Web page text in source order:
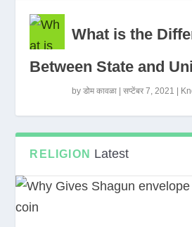
What is the
Between State and
byडोम कावळा |सप्टेंबर 7, 2021
RELIGION Latest